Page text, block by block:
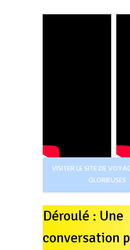
VISITER LE SITE DE
GLORIEUSES
Déroulé : Une
conversation